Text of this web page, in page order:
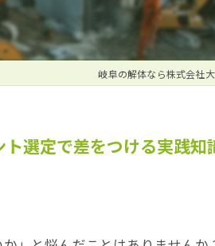
岐阜の解体なら株式会社
選定で差をつける実践知